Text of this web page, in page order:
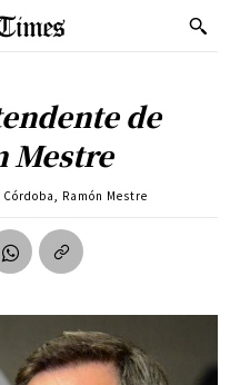
de
Mestre
Ramón Mestre